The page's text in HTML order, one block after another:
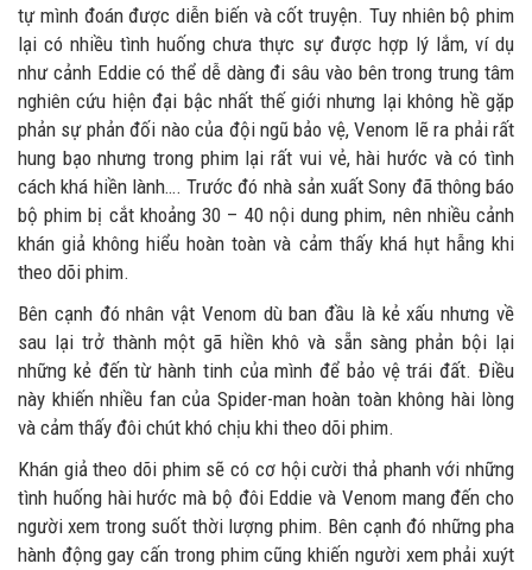
tự mình đoán được diễn biến và cốt truyện. Tuy nhiên bộ phim
lại có nhiều tình huống chưa thực sự được hợp lý lắm, ví dụ
như cảnh Eddie có thể dễ dàng đi sâu vào bên trong trung tâm
nghiên cứu hiện đại bậc nhất thế giới nhưng lại không hề gặp
phản sự phản đối nào của đội ngũ bảo vệ, Venom lẽ ra phải rất
hung bạo nhưng trong phim lại rất vui vẻ, hài hước và có tình
cách khá hiền lành…. Trước đó nhà sản xuất Sony đã thông báo
bộ phim bị cắt khoảng 30 – 40 nội dung phim, nên nhiều cảnh
khán giả không hiểu hoàn toàn và cảm thấy khá hụt hẫng khi
theo dõi phim.
Bên cạnh đó nhân vật Venom dù ban đầu là kẻ xấu nhưng về
sau lại trở thành một gã hiền khô và sẵn sàng phản bội lại
những kẻ đến từ hành tinh của mình để bảo vệ trái đất. Điều
này khiến nhiều fan của Spider-man hoàn toàn không hài lòng
và cảm thấy đôi chút khó chịu khi theo dõi phim.
Khán giả theo dõi phim sẽ có cơ hội cười thả phanh với những
tình huống hài hước mà bộ đôi Eddie và Venom mang đến cho
người xem trong suốt thời lượng phim. Bên cạnh đó những pha
hành động gay cấn trong phim cũng khiến người xem phải xuýt